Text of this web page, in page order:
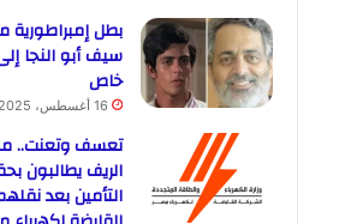
بطل إمبراطورية
سيف أبو النجا
خاص
16 أغسطس، 2025
تعسف وتعنت..
الريف يطالبون
التأمين بعد